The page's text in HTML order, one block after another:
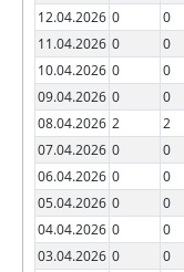
12.04.2026 0 0
11.04.2026 0 0
10.04.2026 0 0
09.04.2026 0 0
08.04.2026 2 2
07.04.2026 0 0
06.04.2026 0 0
05.04.2026 0 0
04.04.2026 0 0
03.04.2026 0 0